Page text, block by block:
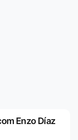
Enzo Díaz